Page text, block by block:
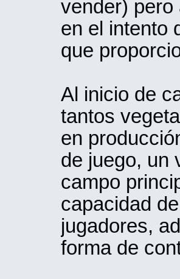
vender) pero
en el intento
que
Al inicio de
tantos
en
de juego, un
campo
capacidad
jugadores,
forma de